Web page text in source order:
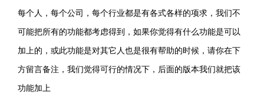
每个人，每个公司，每个行业都是有各式各样的项求，我们不
可能把所有的功能都考虑得到，如果你觉得有什么功能是可以
加上的，或此功能是对其它人也是很有帮助的时候，请你在下
方留言备注，我们觉得可行的情况下，后面的版本我们就把该
功能加上